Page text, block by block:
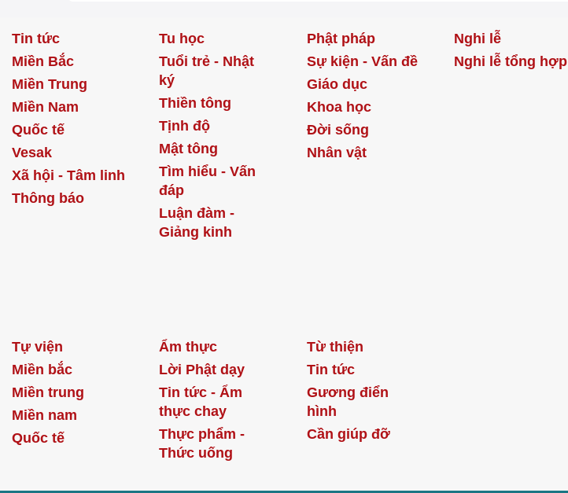
Tin tức
Miền Bắc
Miền Trung
Miền Nam
Quốc tế
Vesak
Xã hội - Tâm linh
Thông báo
Tu học
Tuổi trẻ - Nhật
ký
Thiền tông
Tịnh độ
Mật tông
Tìm hiểu - Vấn
đáp
Luận đàm -
Giảng kinh
Phật pháp
Sự kiện - Vấn đề
Giáo dục
Khoa học
Đời sống
Nhân vật
Nghi lễ
Nghi lễ tổng hợp
Tự viện
Miền bắc
Miền trung
Miền nam
Quốc tế
Ẩm thực
Lời Phật dạy
Tin tức - Ẩm
thực chay
Thực phẩm -
Thức uống
Từ thiện
Tin tức
Gương điển
hình
Cần giúp đỡ